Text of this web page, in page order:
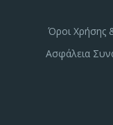
Όροι Χρήσης
Ασφάλεια